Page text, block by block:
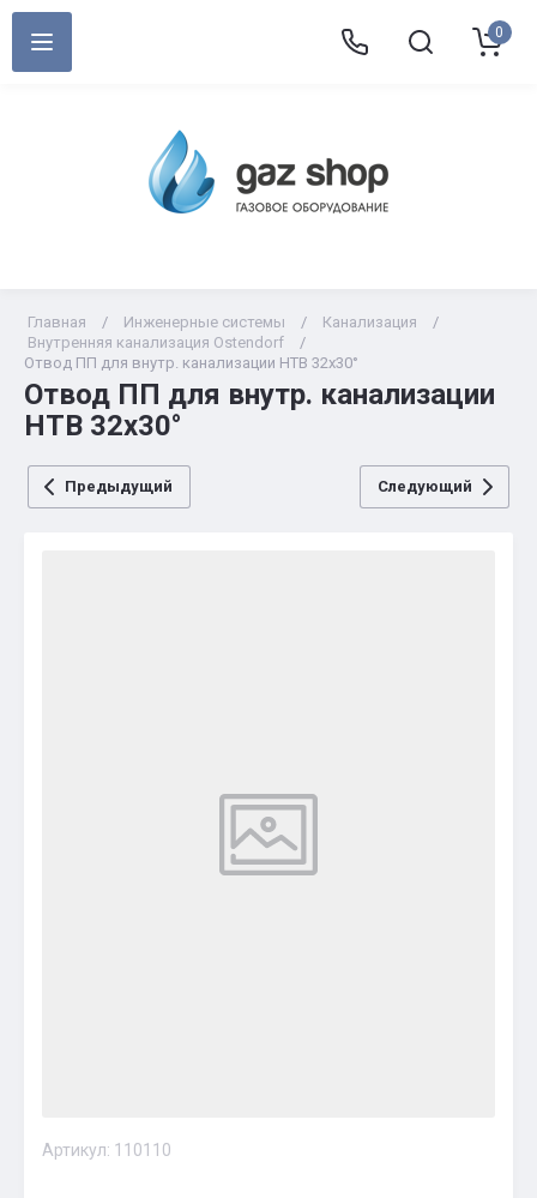
0
Главная / Инженерные системы / Канализация
/
Внутренняя канализация Ostendorf
/
Отвод ПП для внутр. канализации НТВ 32х30°
Отвод ПП для внутр. канализации
НТВ 32х30°
Предыдущий Следующий
Артикул: 110110